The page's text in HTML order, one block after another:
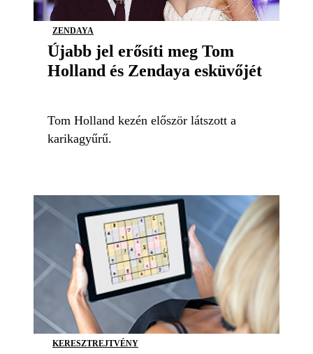
ZENDAYA
Újabb jel erősíti meg Tom
Holland és Zendaya esküvőjét
Tom Holland kezén először látszott a
karikagyűrű.
KERESZTREJTVÉNY